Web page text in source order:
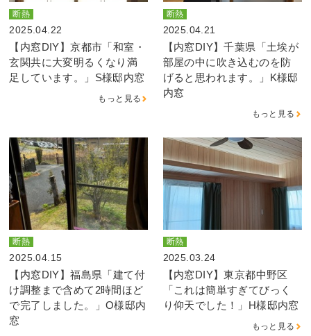
断熱
2025.04.22
【内窓DIY】京都市「和室・
玄関共に大変明るくなり満
足しています。」S様邸内窓
もっと見る
断熱
2025.04.21
【内窓DIY】千葉県「土埃が
部屋の中に吹き込むのを防
げると思われます。」K様邸
内窓
もっと見る
断熱
2025.04.15
【内窓DIY】福島県「建て付
け調整まで含めて2時間ほど
で完了しました。」O様邸内
窓
断熱
2025.03.24
【内窓DIY】東京都中野区
「これは簡単すぎてびっく
り仰天でした！」H様邸内窓
もっと見る